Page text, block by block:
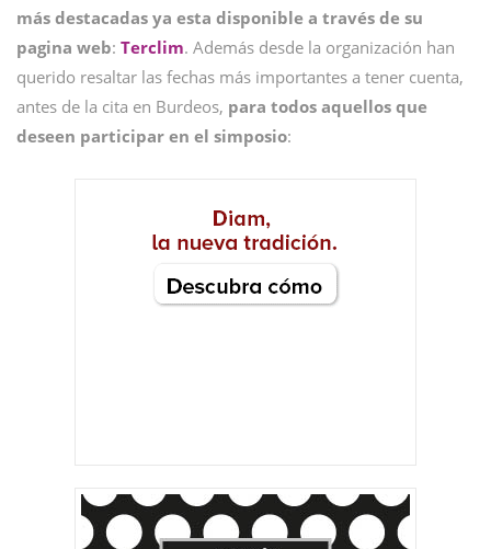
más destacadas ya esta disponible a través de su
pagina web: Terclim. Además desde la organización han
querido resaltar las fechas más importantes a tener cuenta,
antes de la cita en Burdeos, para todos aquellos que
deseen participar en el simposio: